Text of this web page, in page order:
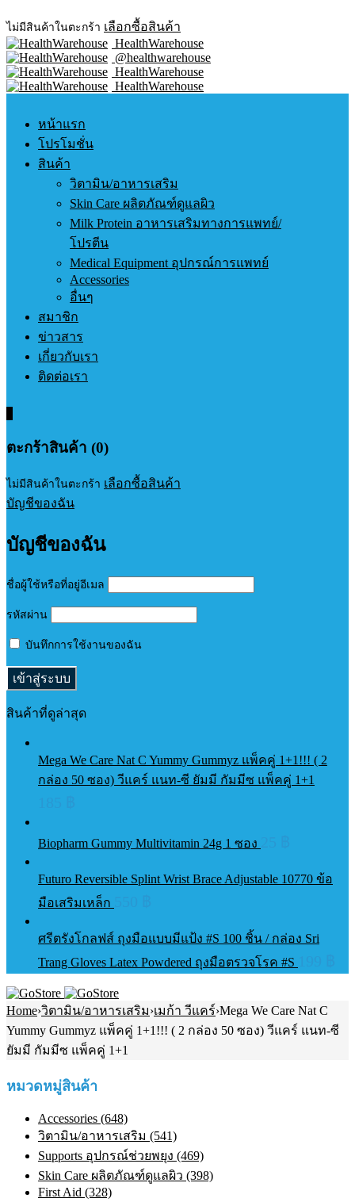
ไม่มีสินค้าในตะกร้า เลือกซื้อสินค้า
HealthWarehouse
@healthwarehouse
HealthWarehouse
HealthWarehouse
หน้าแรก
โปรโมชั่น
สินค้า
วิตามิน/อาหารเสริม
Skin Care ผลิตภัณฑ์ดูแลผิว
Milk Protein อาหารเสริมทางการแพทย์/
โปรตีน
Medical Equipment อุปกรณ์การแพทย์
Accessories
อื่นๆ
สมาชิก
ข่าวสาร
เกี่ยวกับเรา
ติดต่อเรา
ตะกร้าสินค้า (0)
ไม่มีสินค้าในตะกร้า เลือกซื้อสินค้า
บัญชีของฉัน
บัญชีของฉัน
ชื่อผู้ใช้หรือที่อยู่อีเมล
รหัสผ่าน
บันทึกการใช้งานของฉัน
สินค้าที่ดูล่าสุด
Mega We Care Nat C Yummy Gummyz แพ็คคู่ 1+1!!! ( 2
กล่อง 50 ซอง) วีแคร์ แนท-ซี ยัมมี กัมมีซ แพ็คคู่ 1+1
Biopharm Gummy Multivitamin 24g 1 ซอง
Futuro Reversible Splint Wrist Brace Adjustable 10770 ข้อ
มือเสริมเหล็ก
ศรีตรังโกลฟส์ ถุงมือแบบมีแป้ง #S 100 ชิ้น / กล่อง Sri
Trang Gloves Latex Powdered ถุงมือตรวจโรค #S
Home›วิตามิน/อาหารเสริม›เมก้า วีแคร์›Mega We Care Nat C
Yummy Gummyz แพ็คคู่ 1+1!!! ( 2 กล่อง 50 ซอง) วีแคร์ แนท-ซี
ยัมมี กัมมีซ แพ็คคู่ 1+1
หมวดหมู่สินค้า
Accessories (648)
วิตามิน/อาหารเสริม (541)
Supports อุปกรณ์ช่วยพยุง (469)
Skin Care ผลิตภัณฑ์ดูแลผิว (398)
First Aid (328)